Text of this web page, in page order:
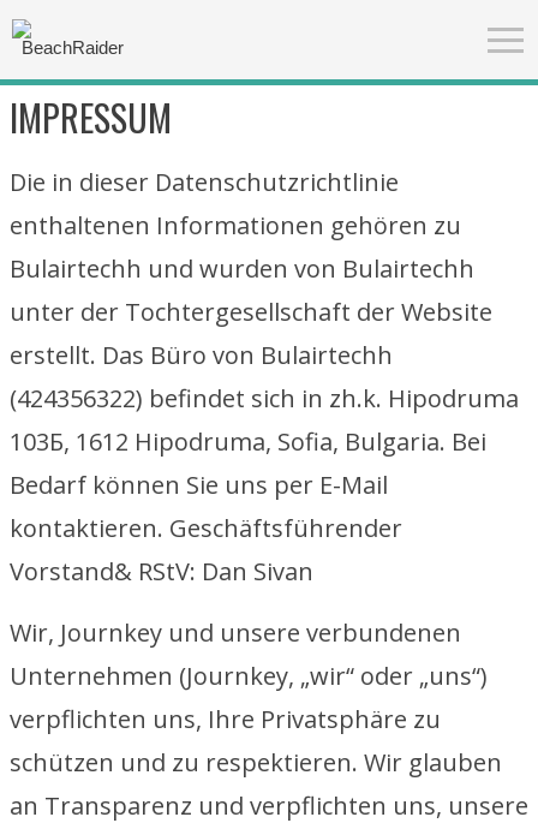
IMPRESSUM
Die in dieser Datenschutzrichtlinie
enthaltenen Informationen gehören zu
Bulairtechh und wurden von Bulairtechh
unter der Tochtergesellschaft der Website
erstellt. Das Büro von Bulairtechh
(424356322) befindet sich in zh.k. Hipodruma
103Б, 1612 Hipodruma, Sofia, Bulgaria. Bei
Bedarf können Sie uns per E-Mail
kontaktieren. Geschäftsführender
Vorstand& RStV: Dan Sivan
Wir, Journkey und unsere verbundenen
Unternehmen (Journkey, „wir“ oder „uns“)
verpflichten uns, Ihre Privatsphäre zu
schützen und zu respektieren. Wir glauben
an Transparenz und verpflichten uns, unsere